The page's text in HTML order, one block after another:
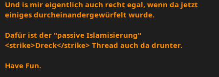
Und is mir eigentlich auch recht egal, wenn da jetzt
einiges durcheinandergewürfelt wurde.
Dafür ist der "passive Islamisierung"
<strike>Dreck</strike> Thread auch da drunter.
Have Fun.